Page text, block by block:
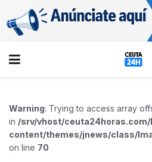
Warning: Trying to access array
in /srv/vhost/
content/themes/jnews/class/
on line 70